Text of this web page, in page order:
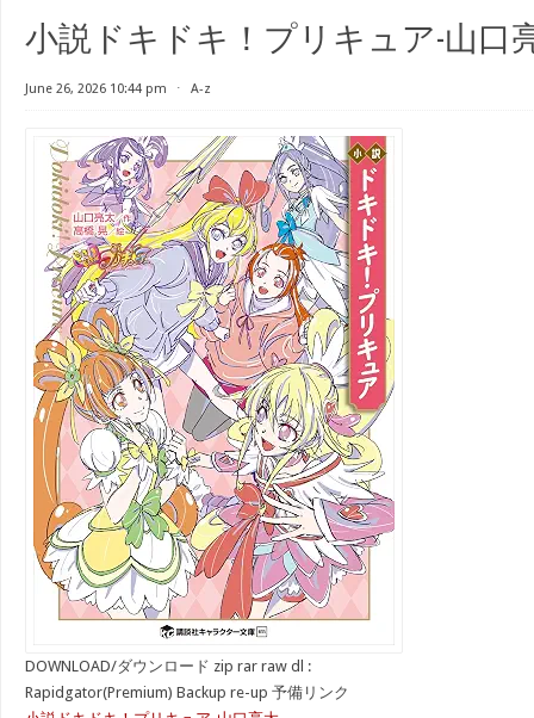
小説ドキドキ！プリキュア-山口
June 26, 2026 10:44 pm ⋅ A-z
DOWNLOAD/ダウンロード zip rar raw dl :
Rapidgator(Premium) Backup re-up 予備リンク